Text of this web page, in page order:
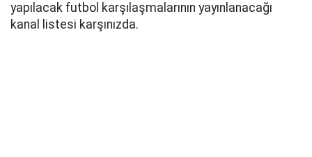
yapılacak futbol karşılaşmalarının yayınlanacağı
kanal listesi karşınızda.